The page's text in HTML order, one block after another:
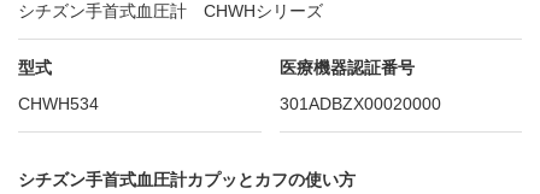
シチズン手首式血圧計 CHWHシリーズ
型式
CHWH534
医療機器認証番号
301ADBZX00020000
シチズン手首式血圧計カプッとカフの使い方